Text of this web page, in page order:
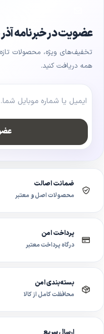
عضویت در خبرنامه
تخفیف‌های ویژه، محصولات
همه دریافت کنید.
ضمانت اصالت
محصولات اصل و معتبر
پرداخت امن
درگاه پرداخت معتبر
بسته‌بندی امن
محافظت کامل از کالا